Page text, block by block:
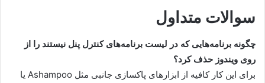
سوالات متداول
چگونه برنامه‌هایی که در لیست برنامه‌های کنترل پنل نیستند را از
روی ویندوز حذف کرد؟
برای این کار کافیه از ابزارهای پاکسازی جانبی مثل Ashampoo یا